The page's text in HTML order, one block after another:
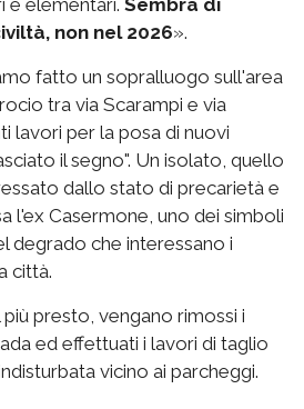
non nel 2026».
fatto un sopralluogo sull'area
tra via Scarampi e via
lavori per la posa di nuovi
il segno". Un isolato, quello
dallo stato di precarietà e
l'ex Casermone, uno dei simboli
degrado che interessano i
città.
presto, vengano rimossi i
ed effettuati i lavori di taglio
vicino ai parcheggi.